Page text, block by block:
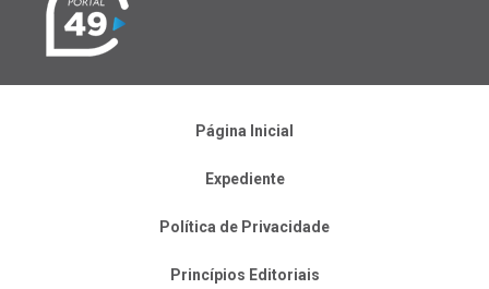
Página Inicial
Expediente
Política de Privacidade
Princípios Editoriais